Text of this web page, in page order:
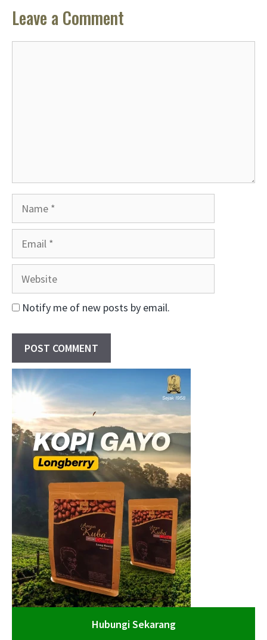
Leave a Comment
Website
Notify me of new posts by email.
Hubungi Sekarang